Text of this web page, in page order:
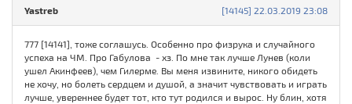
[14145] 22.03.2019 23:08
Yastreb
777 [14141], тоже соглашусь. Особенно про физрука и случайного
успеха на ЧМ. Про Габулова - хз. По мне так лучше Лунев (коли
ушел Акинфеев), чем Гилерме. Вы меня извините, никого обидеть
не хочу, но болеть сердцем и душой, а значит чувствовать и играть
лучше, увереннее будет тот, кто тут родился и вырос. Ну блин, хотя